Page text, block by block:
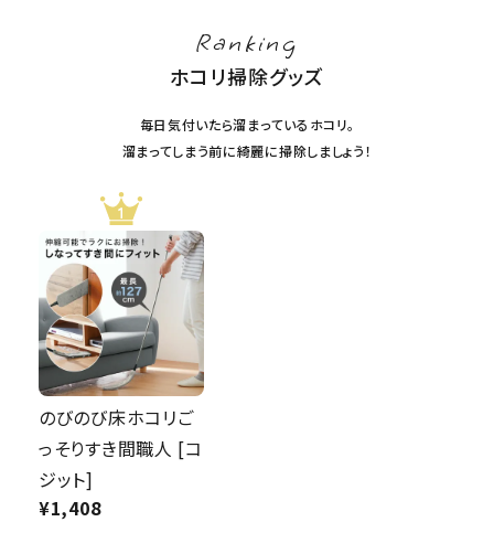
Ranking
ホコリ掃除グッズ
毎日気付いたら溜まっているホコリ。
溜まってしまう前に綺麗に掃除しましょう！
のびのび床ホコリご
っそりすき間職人 [コ
ジット]
¥1,408